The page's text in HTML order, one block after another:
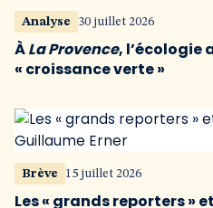
Analyse 30 juillet 2026
ÀLa Provence, l’écologie
« croissance verte »
Brève 15 juillet 2026
Les « grands reporters » et